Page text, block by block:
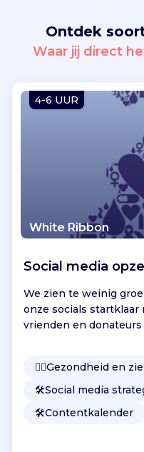
Vind
Ontdek
Waar jij direct
4-6 UUR
White Ribbon
Social media
We zien te weinig
onze socials
vrienden en
👩‍⚕️Gezondheid en
🛠️Social media
🛠️Contentkalender